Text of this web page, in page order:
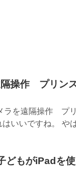
操作 プリン
ラを遠隔操作 プ
いいですね。 や
どもがiPadを